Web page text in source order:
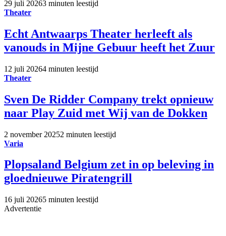
29 juli 20263 minuten leestijd
Theater
Echt Antwaarps Theater herleeft als
vanouds in Mijne Gebuur heeft het Zuur
12 juli 20264 minuten leestijd
Theater
Sven De Ridder Company trekt opnieuw
naar Play Zuid met Wij van de Dokken
2 november 20252 minuten leestijd
Varia
Plopsaland Belgium zet in op beleving in
gloednieuwe Piratengrill
16 juli 20265 minuten leestijd
Advertentie